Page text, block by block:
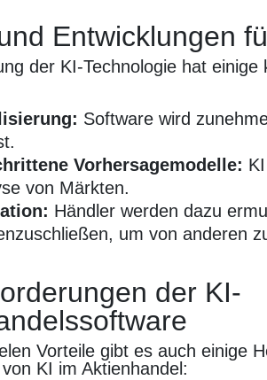
Entwicklungen
der KI-Technologie hat
Software wird
Vorhersagemodelle:
von Märkten.
Händler werden dazu
um von anderen
der KI-
Vorteile gibt es auch einige
KI im Aktienhandel: